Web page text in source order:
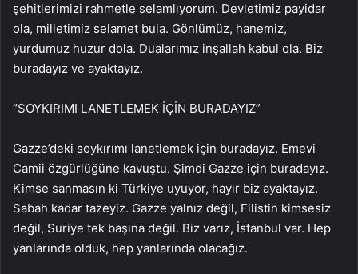
şehitlerimizi rahmetle selamlıyorum. Devletimiz payidar
ola, milletimiz selamet bula. Gönlümüz, hanemiz,
yurdumuz huzur dola. Dualarımız inşallah kabul ola. Biz
buradayız ve ayaktayız.
“SOYKIRIMI LANETLEMEK İÇİN BURADAYIZ”
Gazze’deki soykırımı lanetlemek için buradayız. Emevi
Camii özgürlüğüne kavuştu. Şimdi Gazze için buradayız.
Kimse sanmasın ki Türkiye uyuyor, hayır biz ayaktayız.
Sabah kadar tazeyiz. Gazze yalnız değil, Filistin kimsesiz
değil, Suriye tek başına değil. Biz varız, İstanbul var. Hep
yanlarında olduk, hep yanlarında olacağız.